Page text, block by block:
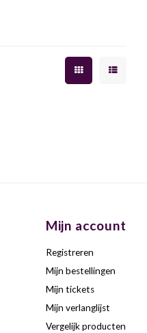
Mijn account
Registreren
Mijn bestellingen
Mijn tickets
Mijn verlanglijst
Vergelijk producten